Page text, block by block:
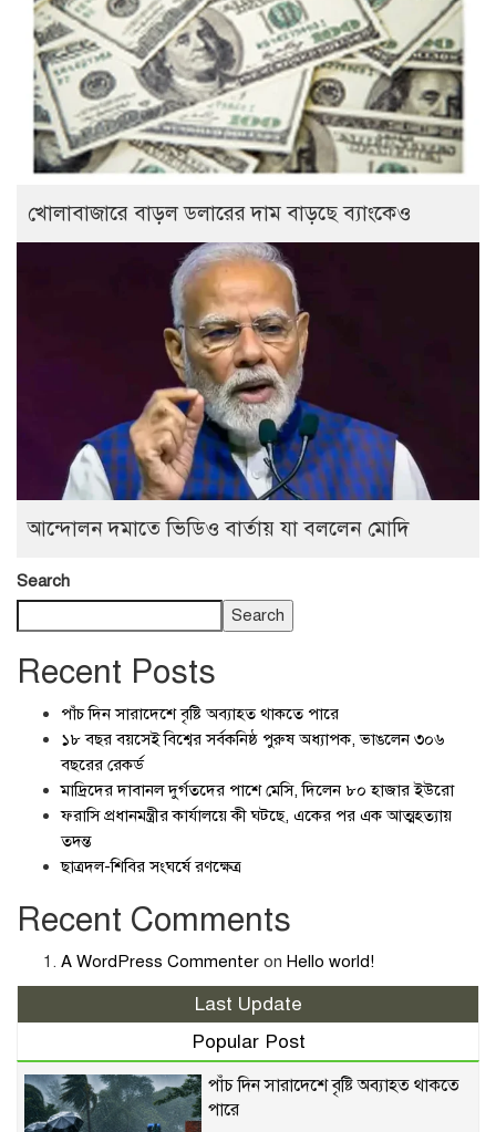
খোলাবাজারে বাড়ল ডলারের দাম বাড়ছে ব্যাংকেও
আন্দোলন দমাতে ভিডিও বার্তায় যা বললেন মোদি
Search
Search
Recent Posts
পাঁচ দিন সারাদেশে বৃষ্টি অব্যাহত থাকতে পারে
১৮ বছর বয়সেই বিশ্বের সর্বকনিষ্ঠ পুরুষ অধ্যাপক, ভাঙলেন ৩০৬
বছরের রেকর্ড
মাদ্রিদের দাবানল দুর্গতদের পাশে মেসি, দিলেন ৮০ হাজার ইউরো
ফরাসি প্রধানমন্ত্রীর কার্যালয়ে কী ঘটছে, একের পর এক আত্মহত্যায়
তদন্ত
ছাত্রদল-শিবির সংঘর্ষে রণক্ষেত্র
Recent Comments
A WordPress Commenter on Hello world!
Last Update
Popular Post
পাঁচ দিন সারাদেশে বৃষ্টি অব্যাহত থাকতে
পারে